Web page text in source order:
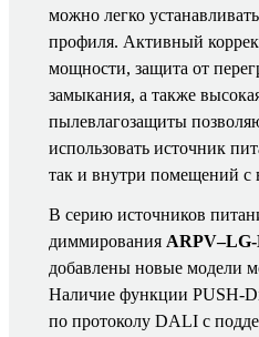
можно легко
профиля. Активный
мощности, защита от
замыкания, а также
пылевлагозащиты
использовать источник
так и внутри помещений с
В серию источников
диммирования
добавлены новые модели
Наличие функции PUSH-
по протоколу DALI с